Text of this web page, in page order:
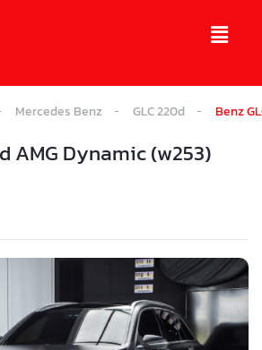
Mercedes Benz GLC 220d Benz
AMG Dynamic (w253)